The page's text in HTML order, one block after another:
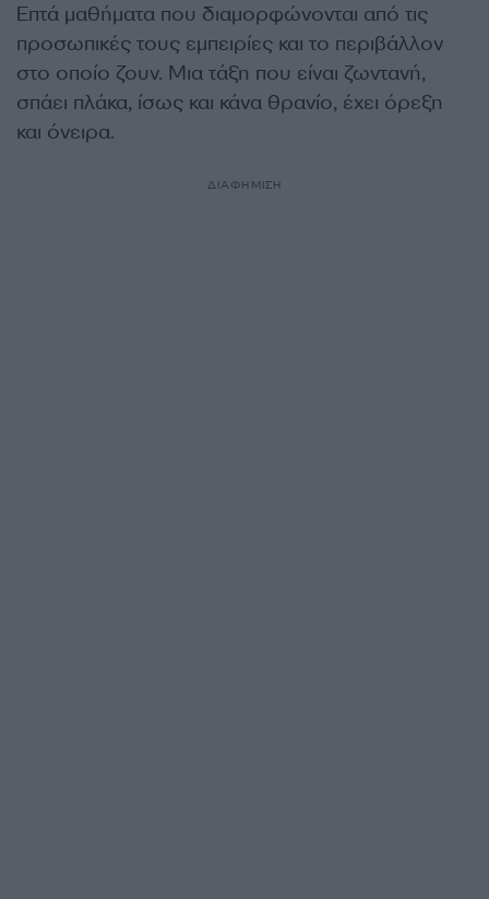
Επτά μαθήματα που διαμορφώνονται από τις
προσωπικές τους εμπειρίες και το περιβάλλον
στο οποίο ζουν. Μια τάξη που είναι ζωντανή,
σπάει πλάκα, ίσως και κάνα θρανίο, έχει όρεξη
και όνειρα.
ΔΙΑΦΗΜΙΣΗ